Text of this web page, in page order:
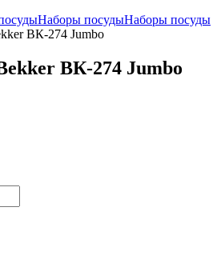
Наборы посудыНаборы посуды
ВК-274 Jumbo
ВК-274 Jumbo